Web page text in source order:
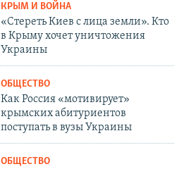
КРЫМ И ВОЙНА
«Стереть Киев с лица земли». Кто
в Крыму хочет уничтожения
Украины
ОБЩЕСТВО
Как Россия «мотивирует»
крымских абитуриентов
поступать в вузы Украины
ОБЩЕСТВО